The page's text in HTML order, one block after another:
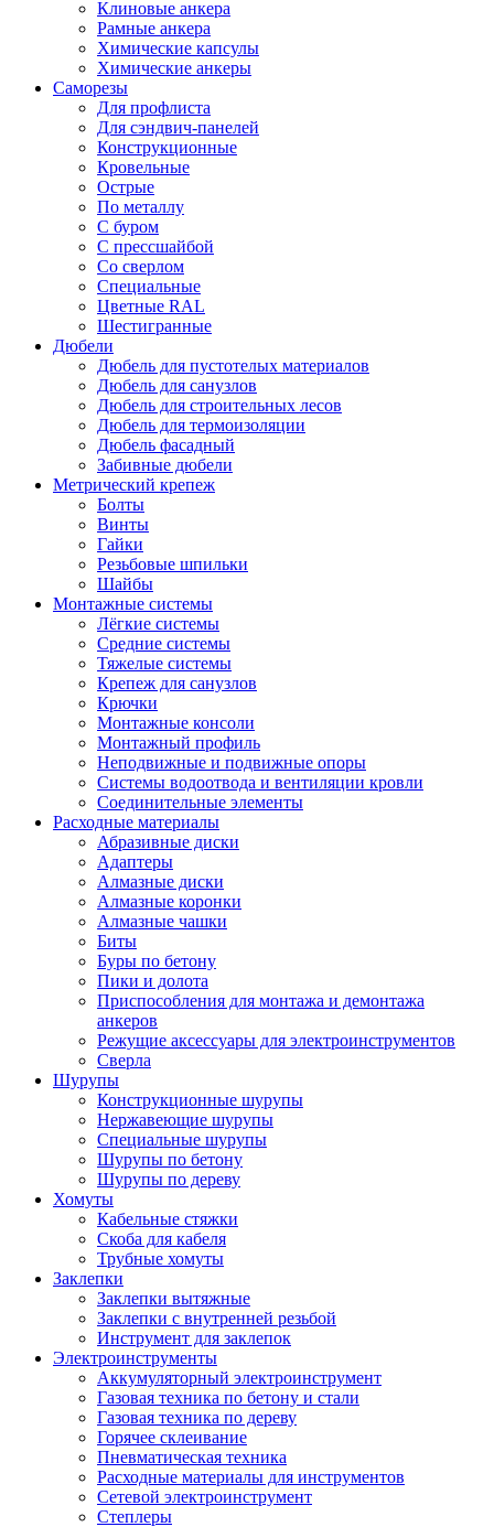
Клиновые анкера
Рамные анкера
Химические капсулы
Химические анкеры
Саморезы
Для профлиста
Для сэндвич-панелей
Конструкционные
Кровельные
Острые
По металлу
С буром
С прессшайбой
Со сверлом
Специальные
Цветные RAL
Шестигранные
Дюбели
Дюбель для пустотелых материалов
Дюбель для санузлов
Дюбель для строительных лесов
Дюбель для термоизоляции
Дюбель фасадный
Забивные дюбели
Метрический крепеж
Болты
Винты
Гайки
Резьбовые шпильки
Шайбы
Монтажные системы
Лёгкие системы
Средние системы
Тяжелые системы
Крепеж для санузлов
Крючки
Монтажные консоли
Монтажный профиль
Неподвижные и подвижные опоры
Системы водоотвода и вентиляции кровли
Соединительные элементы
Расходные материалы
Абразивные диски
Адаптеры
Алмазные диски
Алмазные коронки
Алмазные чашки
Биты
Буры по бетону
Пики и долота
Приспособления для монтажа и демонтажа
анкеров
Режущие аксессуары для электроинструментов
Сверла
Шурупы
Конструкционные шурупы
Нержавеющие шурупы
Специальные шурупы
Шурупы по бетону
Шурупы по дереву
Хомуты
Кабельные стяжки
Скоба для кабеля
Трубные хомуты
Заклепки
Заклепки вытяжные
Заклепки с внутренней резьбой
Инструмент для заклепок
Электроинструменты
Аккумуляторный электроинструмент
Газовая техника по бетону и стали
Газовая техника по дереву
Горячее склеивание
Пневматическая техника
Расходные материалы для инструментов
Сетевой электроинструмент
Степлеры